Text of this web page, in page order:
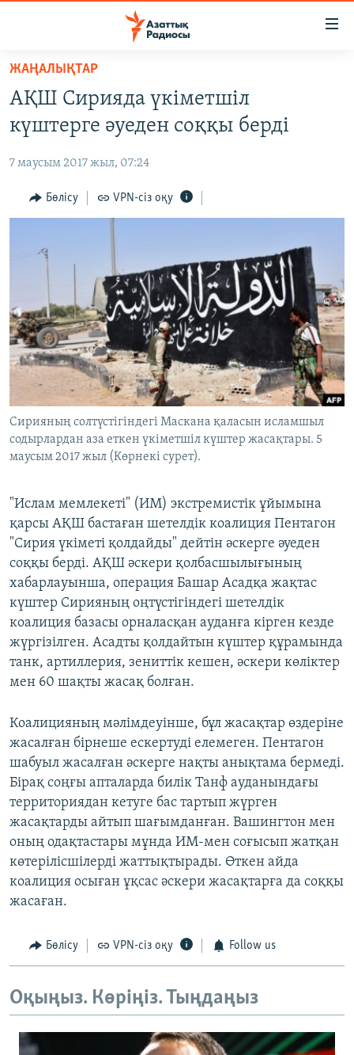
Skip
main
content
Skip
to
Navigation
Skip
САЯСАТ
AZATTYQTV
ҚАҢТАР ОҚИҒАСЫ
АДАМ ҚҰҚЫҚТАРЫ
ӘЛЕМ
АРНАЙЫ ЖОБАЛАР
Русский
ЖАЗЫЛЫҢЫЗ
Басқа тілдерде
ЖАҢАЛЫҚТАР
АҚШ Сирияда үкіметшіл
күштерге әуеден соққы берді
7 маусым 2017 жыл, 07:24
Бөлісу VPN-сіз оқу
Сирияның солтүстігіндегі Маскана қаласын исламшыл
содырлардан аза еткен үкіметшіл күштер жасақтары. 5
маусым 2017 жыл (Көрнекі сурет).
"Ислам мемлекеті" (ИМ) экстремистік ұйымына
қарсы АҚШ бастаған шетелдік коалиция Пентагон
"Сирия үкіметі қолдайды" дейтін әскерге әуеден
соққы берді. АҚШ әскери қолбасшылығының
хабарлауынша, операция Башар Асадқа жақтас
күштер Сирияның оңтүстігіндегі шетелдік
коалиция базасы орналасқан ауданға кірген кезде
жүргізілген. Асадты қолдайтын күштер құрамында
танк, артиллерия, зениттік кешен, әскери көліктер
мен 60 шақты жасақ болған.
Коалицияның мәлімдеуінше, бұл жасақтар өздеріне
жасалған бірнеше ескертуді елемеген. Пентагон
шабуыл жасалған әскерге нақты анықтама бермеді.
Бірақ соңғы апталарда билік Танф ауданындағы
территориядан кетуге бас тартып жүрген
жасақтарды айтып шағымданған. Вашингтон мен
оның одақтастары мұнда ИМ-мен соғысып жатқан
көтерілісшілерді жаттықтырады. Өткен айда
коалиция осыған ұқсас әскери жасақтарға да соққы
жасаған.
Бөлісу VPN-сіз оқу Follow us
Оқыңыз. Көріңіз. Тыңдаңыз